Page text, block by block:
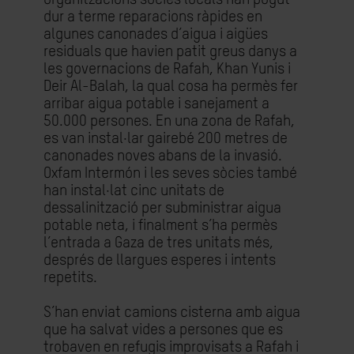
dur a terme reparacions ràpides en
algunes canonades d’aigua i aigües
residuals que havien patit greus danys a
les governacions de Rafah, Khan Yunis i
Deir Al-Balah, la qual cosa ha permès fer
arribar aigua potable i sanejament a
50.000 persones. En una zona de Rafah,
es van instal·lar gairebé 200 metres de
canonades noves abans de la invasió.
Oxfam Intermón i les seves sòcies també
han instal·lat cinc unitats de
dessalinització per subministrar aigua
potable neta, i finalment s’ha permès
l’entrada a Gaza de tres unitats més,
després de llargues esperes i intents
repetits.
S’han enviat camions cisterna amb aigua
que ha salvat vides a persones que es
trobaven en refugis improvisats a Rafah i